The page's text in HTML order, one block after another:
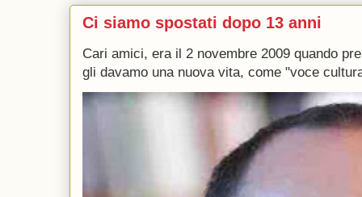
Ci siamo spostati dopo 13 anni
Cari amici, era il 2 novembre 2009 quando
gli davamo una nuova vita, come "voce